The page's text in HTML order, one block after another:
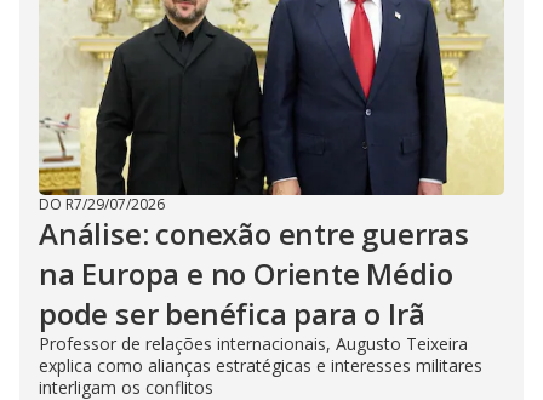
DO R7/29/07/2026
Análise: conexão entre guerras
na Europa e no Oriente Médio
pode ser benéfica para o Irã
Professor de relações internacionais, Augusto Teixeira
explica como alianças estratégicas e interesses militares
interligam os conflitos